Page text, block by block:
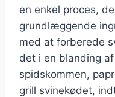
en enkel proces,
grundlæggende
med at forberede
det i en blanding
spidskommen,
grill svinekødet,